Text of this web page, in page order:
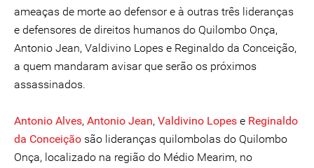
ameaças de morte ao defensor e à outras três lideranças
e defensores de direitos humanos do Quilombo Onça,
Antonio Jean, Valdivino Lopes e Reginaldo da Conceição,
a quem mandaram avisar que serão os próximos
assassinados.
Antonio Alves, Antonio Jean, Valdivino Lopes e Reginaldo
da Conceição são lideranças quilombolas do Quilombo
Onça, localizado na região do Médio Mearim, no